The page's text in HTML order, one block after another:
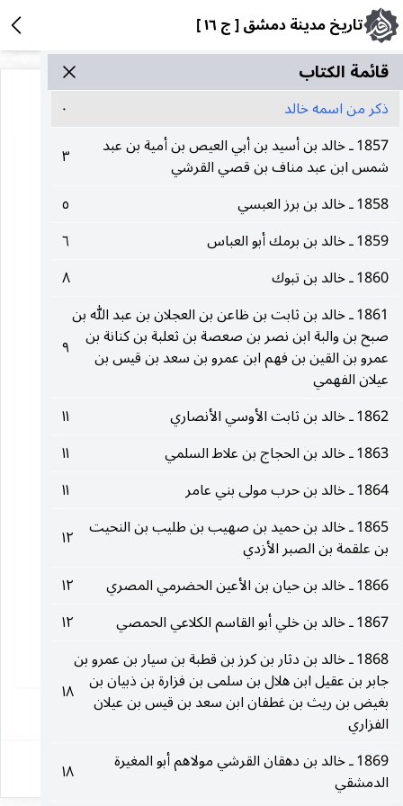
تاريخ مدينة دمشق [ ج ١٦ ]
قائمة الکتاب
ذكر من اسمه خالد
٠
1857 ـ خالد بن أسيد بن أبي العيص بن أمية بن عبد
شمس ابن عبد مناف بن قصي القرشي
٣
1858 ـ خالد بن برز العبسي
٥
1859 ـ خالد بن برمك أبو العباس
٦
1860 ـ خالد بن تبوك
٨
1861 ـ خالد بن ثابت بن ظاعن بن العجلان بن عبد الله بن
صبح بن والبة ابن نصر بن صعصة بن ثعلبة بن كنانة بن
عمرو بن القين بن فهم ابن عمرو بن سعد بن قيس بن
عيلان الفهمي
٩
1862 ـ خالد بن ثابت الأوسي الأنصاري
١١
1863 ـ خالد بن الحجاج بن علاط السلمي
١١
1864 ـ خالد بن حرب مولى بني عامر
١١
1865 ـ خالد بن حميد بن صهيب بن طليب بن النحيت
بن علقمة بن الصبر الأزدي
١٢
1866 ـ خالد بن حيان بن الأعين الحضرمي المصري
١٢
1867 ـ خالد بن خلي أبو القاسم الكلاعي الحمصي
١٢
1868 ـ خالد بن دثار بن كرز بن قطبة بن سيار بن عمرو بن
جابر بن عقيل ابن هلال بن سلمى بن فزارة بن ذبيان بن
بغيض بن ريث بن غطفان ابن سعد بن قيس بن عيلان
الفزاري
١٨
1869 ـ خالد بن دهقان القرشي مولاهم أبو المغيرة
الدمشقي
١٨
١